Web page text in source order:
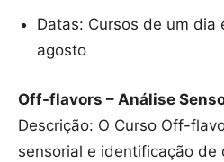
Datas: Cursos de um dia
agosto
Off-flavors – Análise
Descrição: O Curso Off-
sensorial e identificação